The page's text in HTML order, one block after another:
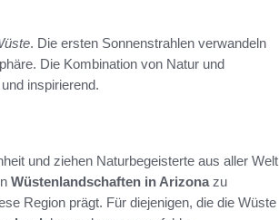
. Die ersten Sonnenstrahlen verwandeln
Die Kombination von Natur und
inspirierend.
und ziehen Naturbegeisterte aus aller Welt
Wüstenlandschaften in Arizonazu
Region prägt. Für diejenigen, die die Wüste